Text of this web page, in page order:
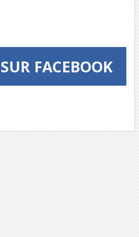
FACEBOOK